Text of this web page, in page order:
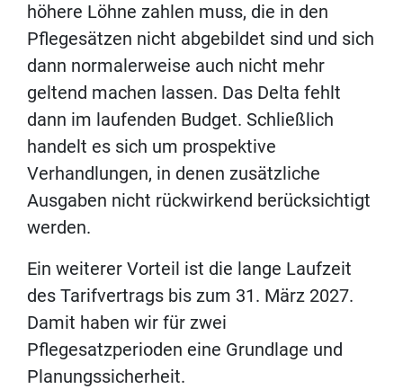
höhere Löhne zahlen muss, die in den
Pflegesätzen nicht abgebildet sind und sich
dann normalerweise auch nicht mehr
geltend machen lassen. Das Delta fehlt
dann im laufenden Budget. Schließlich
handelt es sich um prospektive
Verhandlungen, in denen zusätzliche
Ausgaben nicht rückwirkend berücksichtigt
werden.
Ein weiterer Vorteil ist die lange Laufzeit
des Tarifvertrags bis zum 31. März 2027.
Damit haben wir für zwei
Pflegesatzperioden eine Grundlage und
Planungssicherheit.